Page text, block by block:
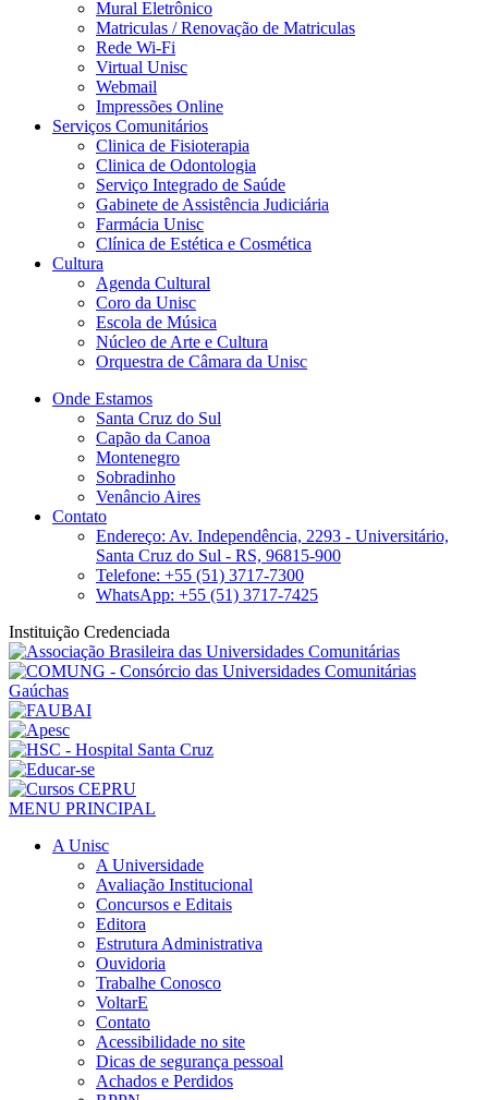
Mural Eletrônico
Matriculas / Renovação de Matriculas
Rede Wi-Fi
Virtual Unisc
Webmail
Impressões Online
Serviços Comunitários
Clinica de Fisioterapia
Clinica de Odontologia
Serviço Integrado de Saúde
Gabinete de Assistência Judiciária
Farmácia Unisc
Clínica de Estética e Cosmética
Cultura
Agenda Cultural
Coro da Unisc
Escola de Música
Núcleo de Arte e Cultura
Orquestra de Câmara da Unisc
Onde Estamos
Santa Cruz do Sul
Capão da Canoa
Montenegro
Sobradinho
Venâncio Aires
Contato
Endereço: Av. Independência, 2293 - Universitário,
Santa Cruz do Sul - RS, 96815-900
Telefone: +55 (51) 3717-7300
WhatsApp: +55 (51) 3717-7425
Instituição Credenciada
MENU PRINCIPAL
A Unisc
A Universidade
Avaliação Institucional
Concursos e Editais
Editora
Estrutura Administrativa
Ouvidoria
Trabalhe Conosco
VoltarE
Contato
Acessibilidade no site
Dicas de segurança pessoal
Achados e Perdidos